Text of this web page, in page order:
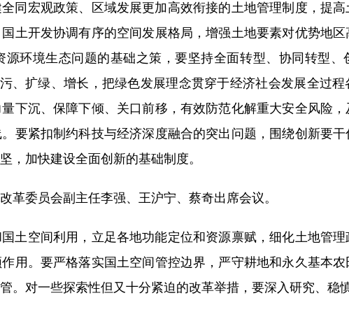
宏观政策、区域发展更加高效衔接的土地管理制度，提高
土开发协调有序的空间发展格局，增强土地要素对优势地区
环境生态问题的基础之策，要坚持全面转型、协同转型、
、扩绿、增长，把绿色发展理念贯穿于经济社会发展全过
下沉、保障下倾、关口前移，有效防范化解重大安全风险
要紧扣制约科技与经济深度融合的突出问题，围绕创新要干
，加快建设全面创新的基础制度。
委员会副主任李强、王沪宁、蔡奇出席会议。
空间利用，立足各地功能定位和资源禀赋，细化土地管理
用。要严格落实国土空间管控边界，严守耕地和永久基本
。对一些探索性但又十分紧迫的改革举措，要深入研究、稳